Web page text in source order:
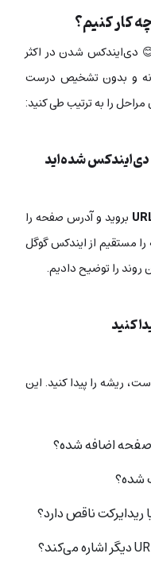
کار کنیم؟
دی‌ایندکس شدن در اکثر
و بدون تشخیص درست
را به ترتیب طی کنید:
شده‌اید
بروید و آدرس صفحه را
مستقیم از ایندکس گوگل
را توضیح دادیم.
ریشه را پیدا کنید. این